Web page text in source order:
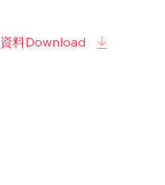
資料Download